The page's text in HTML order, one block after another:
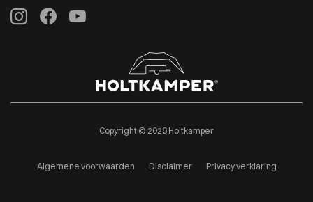
Copyright © 2026 Holtkamper
Algemene voorwaarden Disclaimer Privacy verklaring